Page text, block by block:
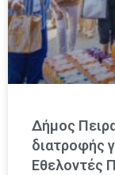
Δήμος
διατροφής
Εθελοντές